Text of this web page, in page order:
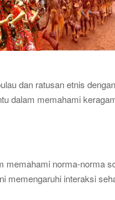
dan ratusan etnis
dalam memahami
memahami norma-norma
memengaruhi interaksi